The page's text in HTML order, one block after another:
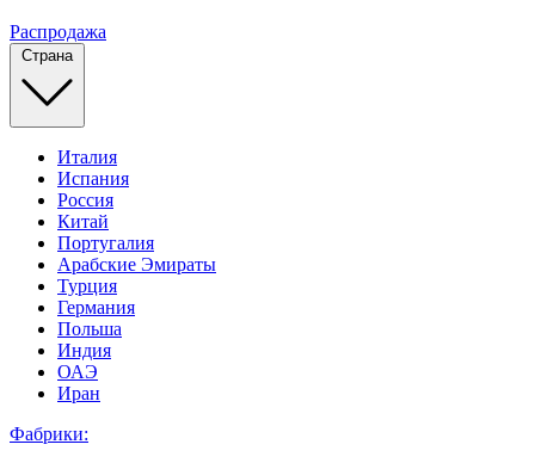
Распродажа
Страна
Италия
Испания
Россия
Китай
Португалия
Арабские Эмираты
Турция
Германия
Польша
Индия
ОАЭ
Иран
Фабрики: